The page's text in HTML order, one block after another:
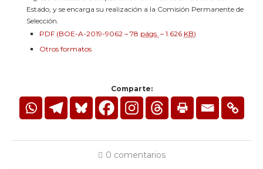
Estado, y se encarga su realización a la Comisión Permanente de
Selección.
PDF (BOE-A-2019-9062 – 78 págs. – 1.626 KB)
Otros formatos
Comparte:
0 comentarios